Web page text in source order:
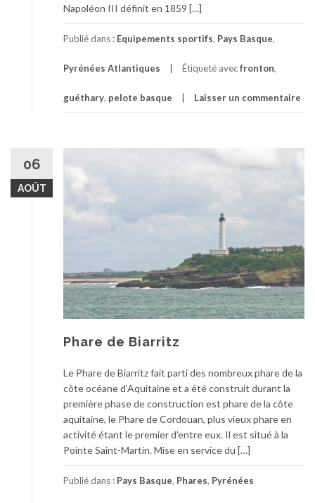
Napoléon III définit en 1859 […]
Publié dans : Equipements sportifs, Pays Basque,
Pyrénées Atlantiques Étiqueté avecfronton,
guéthary, pelote basque Laisser un commentaire
06
AOÛT
Phare de Biarritz
Le Phare de Biarritz fait parti des nombreux phare de la
côte océane d’Aquitaine et a été construit durant la
première phase de construction est phare de la côte
aquitaine, le Phare de Cordouan, plus vieux phare en
activité étant le premier d’entre eux. Il est situé à la
Pointe Saint-Martin. Mise en service du […]
Publié dans : Pays Basque, Phares, Pyrénées